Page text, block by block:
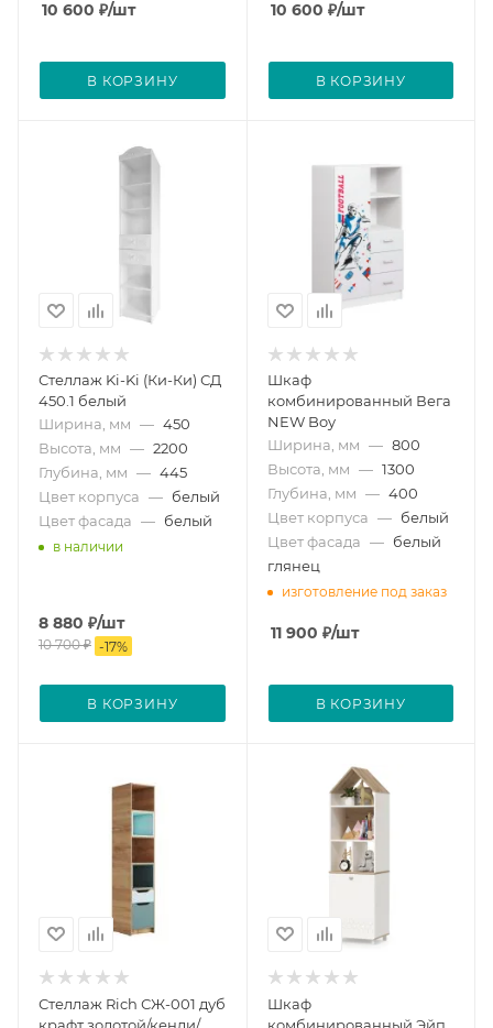
10 600 ₽/шт
В КОРЗИНУ
10 600 ₽/шт
В КОРЗИНУ
Стеллаж Ki-Ki (Ки-Ки) СД
450.1 белый
Ширина, мм — 450
Высота, мм — 2200
Глубина, мм — 445
Цвет корпуса — белый
Цвет фасада — белый
в наличии
8 880 ₽/шт
10 700₽ -17%
В КОРЗИНУ
Шкаф
комбинированный Вега
NEW Boy
Ширина, мм — 800
Высота, мм — 1300
Глубина, мм — 400
Цвет корпуса — белый
Цвет фасада — белый
глянец
изготовление под заказ
11 900 ₽/шт
В КОРЗИНУ
Стеллаж Rich СЖ-001 дуб
крафт золотой/кенди/
Шкаф
комбинированный Эйп